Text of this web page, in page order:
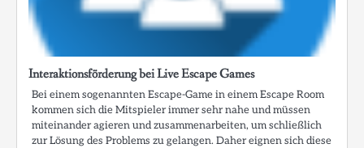
Interaktionsförderung bei Live Escape Games
Bei einem sogenannten Escape-Game in einem Escape Room
kommen sich die Mitspieler immer sehr nahe und müssen
miteinander agieren und zusammenarbeiten, um schließlich
zur Lösung des Problems zu gelangen. Daher eignen sich diese